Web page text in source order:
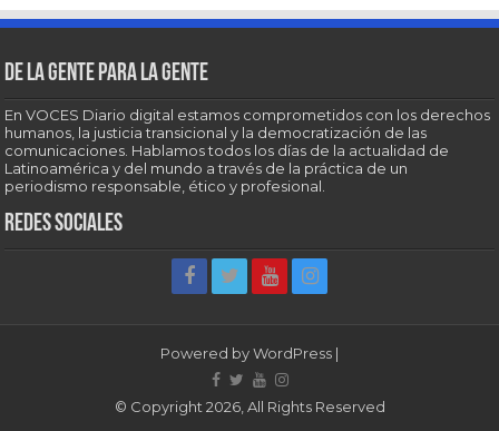
De la gente para la gente
En VOCES Diario digital estamos comprometidos con los derechos
humanos, la justicia transicional y la democratización de las
comunicaciones. Hablamos todos los días de la actualidad de
Latinoamérica y del mundo a través de la práctica de un
periodismo responsable, ético y profesional.
Redes sociales
Powered byWordPress |
© Copyright 2026, All Rights Reserved